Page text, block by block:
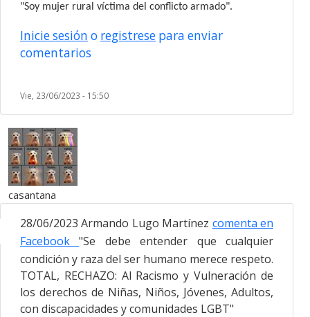
"Soy mujer rural víctima del conflicto armado".
Inicie sesión o registrese para enviar
comentarios
Vie, 23/06/2023 - 15:50
casantana
28/06/2023Armando Lugo Martínez comenta en
Facebook"Se debe entender que cualquier
condición y raza del ser humano merece respeto.
TOTAL, RECHAZO: Al Racismo y Vulneración de
los derechos de Niñas, Niños, Jóvenes, Adultos,
con discapacidades y comunidades LGBT"